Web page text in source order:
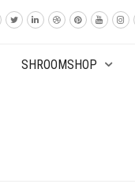
SHROOMSHOP